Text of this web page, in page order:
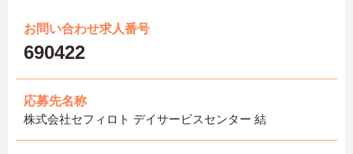
お問い合わせ求人番号
690422
応募先名称
株式会社セフィロト デイサービスセンター 結